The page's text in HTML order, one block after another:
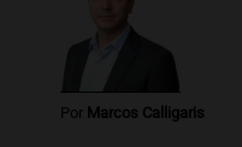
Por Marcos Calligaris